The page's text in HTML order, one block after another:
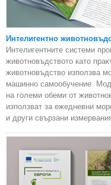
Интелигентно
Интелигентните системи
животновъдството като
животновъдство използва
машинно самообучение.
на големи обеми от
използват за ежедневни
и други свързани